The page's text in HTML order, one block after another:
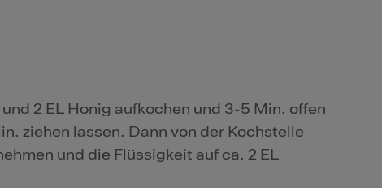
2 EL Honig aufkochen und 3-5 Min. offen
ziehen lassen. Dann von der Kochstelle
und die Flüssigkeit auf ca. 2 EL